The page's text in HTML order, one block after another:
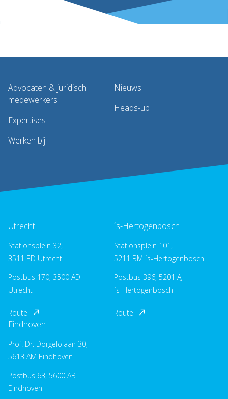
Advocaten & juridisch
medewerkers
Expertises
Werken bij
Nieuws
Heads-up
Utrecht
Stationsplein 32,
3511 ED Utrecht
Postbus 170, 3500 AD
Utrecht
Route
´s-Hertogenbosch
Stationsplein 101,
5211 BM ´s-Hertogenbosch
Postbus 396, 5201 AJ
´s-Hertogenbosch
Route
Eindhoven
Prof. Dr. Dorgelolaan 30,
5613 AM Eindhoven
Postbus 63, 5600 AB
Eindhoven